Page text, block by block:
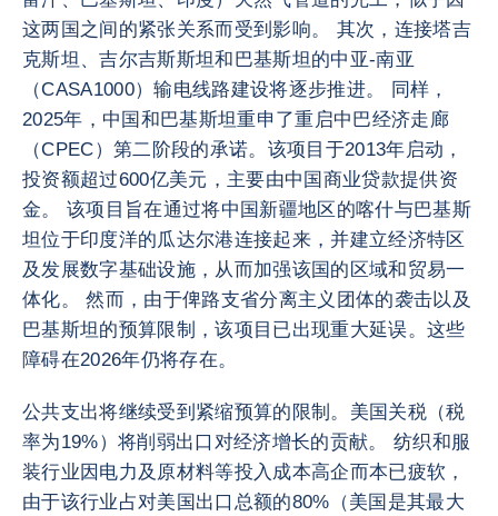
这两国之间的紧张关系而受到影响。 其次，连接塔吉
克斯坦、吉尔吉斯斯坦和巴基斯坦的中亚-南亚
（CASA1000）输电线路建设将逐步推进。 同样，
2025年，中国和巴基斯坦重申了重启中巴经济走廊
（CPEC）第二阶段的承诺。该项目于2013年启动，
投资额超过600亿美元，主要由中国商业贷款提供资
金。 该项目旨在通过将中国新疆地区的喀什与巴基斯
坦位于印度洋的瓜达尔港连接起来，并建立经济特区
及发展数字基础设施，从而加强该国的区域和贸易一
体化。 然而，由于俾路支省分离主义团体的袭击以及
巴基斯坦的预算限制，该项目已出现重大延误。这些
障碍在2026年仍将存在。
公共支出将继续受到紧缩预算的限制。美国关税（税
率为19%）将削弱出口对经济增长的贡献。 纺织和服
装行业因电力及原材料等投入成本高企而本已疲软，
由于该行业占对美国出口总额的80%（美国是其最大